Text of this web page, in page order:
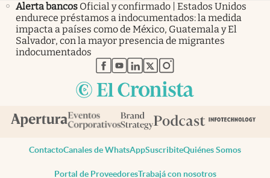
Alerta bancos Oficial y confirmado | Estados Unidos
endurece préstamos a indocumentados: la medida
impacta a países como de México, Guatemala y El
Salvador, con la mayor presencia de migrantes
indocumentados
abre en nueva pestaña
abre en nueva pestaña
abre en nueva pestaña
abre en nueva pestaña
abre en nueva pestaña
ContactoCanales de WhatsAppSuscribiteQuiénes Somos
Portal de ProveedoresTrabajá con nosotros